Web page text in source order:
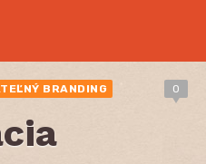
BRANDING 0